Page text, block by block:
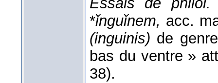
*ǐnguǐnem, acc.
(inguinis) de
bas du ventre »
38).